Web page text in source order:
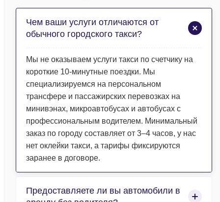
Чем ваши услуги отличаются от
обычного городского такси?
Мы не оказываем услуги такси по счетчику на
короткие 10-минутные поездки. Мы
специализируемся на персональном
трансфере и пассажирских перевозках на
минивэнах, микроавтобусах и автобусах с
профессиональным водителем. Минимальный
заказ по городу составляет от 3–4 часов, у нас
нет оклейки такси, а тарифы фиксируются
заранее в договоре.
Предоставляете ли вы автомобили в